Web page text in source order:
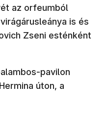
az orfeumból
is és
Zseni esténként
pavilon
úton, a